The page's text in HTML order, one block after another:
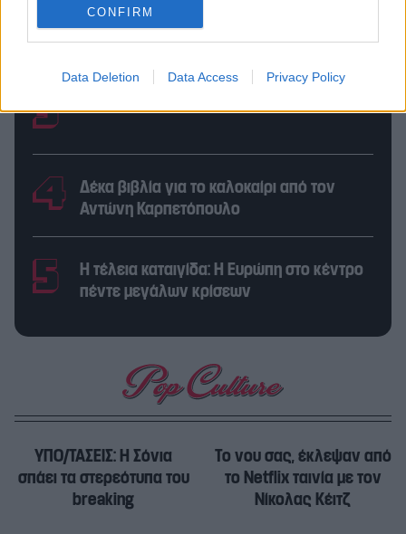
CONFIRM
Data Deletion Data Access Privacy Policy
Παπαδάκης: Οι αντιδράσεις για την
επιμονή του ΑΝΤ1 στον ιστορικό τίτλο
Πού θα πιεις τα σπριτζ του Αυγούστου;
Δέκα βιβλία για το καλοκαίρι από τον
Αντώνη Καρπετόπουλο
Η τέλεια καταιγίδα: Η Ευρώπη στο κέντρο
πέντε μεγάλων κρίσεων
ΥΠΟ/ΤΑΣΕΙΣ: Η Σόνια
σπάει τα στερεότυπα του
breaking
Το νου σας, έκλεψαν από
το Netflix ταινία με τον
Νίκολας Κέιτζ